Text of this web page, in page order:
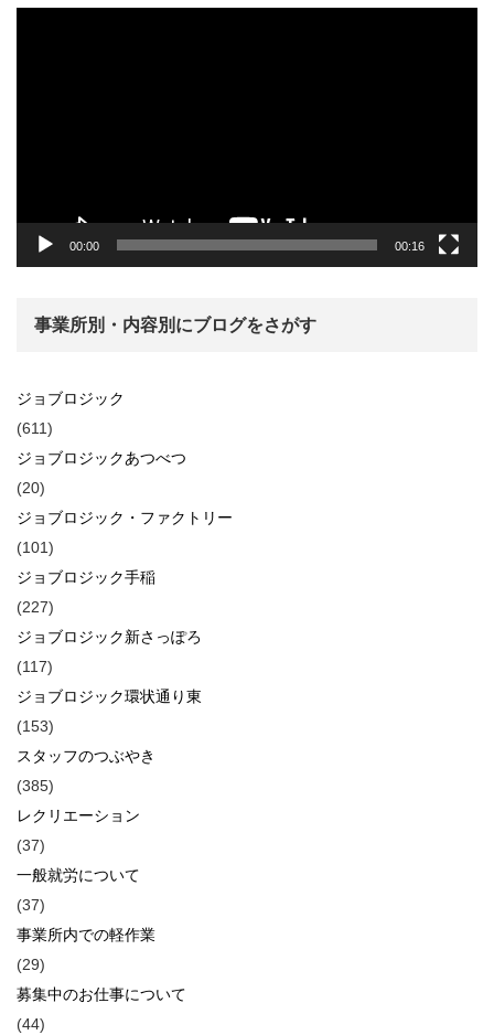
00:00 00:16
事業所別・内容別にブログをさがす
ジョブロジック
(611)
ジョブロジックあつべつ
(20)
ジョブロジック・ファクトリー
(101)
ジョブロジック手稲
(227)
ジョブロジック新さっぽろ
(117)
ジョブロジック環状通り東
(153)
スタッフのつぶやき
(385)
レクリエーション
(37)
一般就労について
(37)
事業所内での軽作業
(29)
募集中のお仕事について
(44)